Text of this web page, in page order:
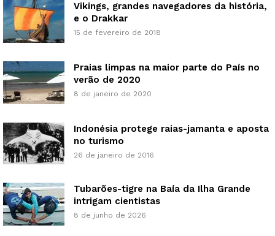
Vikings, grandes navegadores da história,
e o Drakkar
15 de fevereiro de 2018
Praias limpas na maior parte do País no
verão de 2020
8 de janeiro de 2020
Indonésia protege raias-jamanta e aposta
no turismo
26 de janeiro de 2016
Tubarões-tigre na Baía da Ilha Grande
intrigam cientistas
8 de junho de 2026